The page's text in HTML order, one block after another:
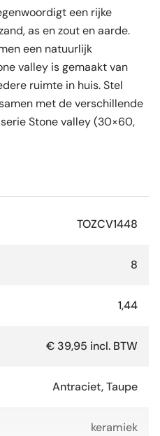
een rijke
as en zout en aarde.
een natuurlijk
valley is gemaakt van
ruimte in huis. Stel
met de verschillende
Stone valley (30×60,
TOZCV1448
8
1,44
€ 39,95 incl. BTW
Antraciet, Taupe
keramiek